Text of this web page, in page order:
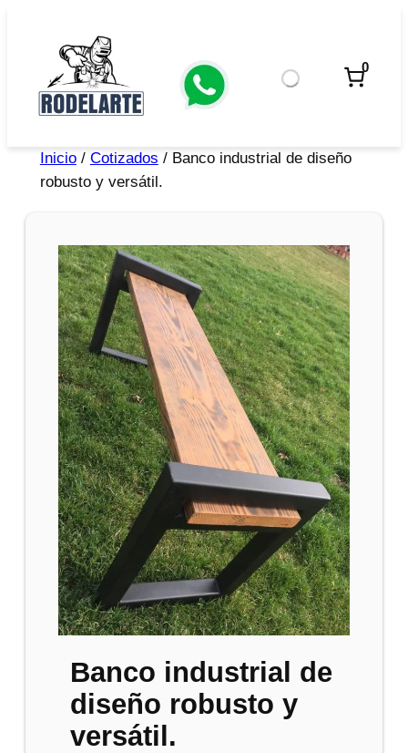
0
Inicio/ Cotizados / Banco industrial de diseño
robusto y versátil.
Banco industrial de
diseño robusto y
versátil.